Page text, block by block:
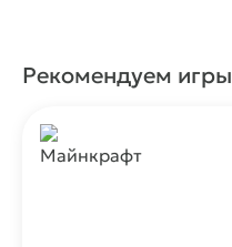
Рекомендуем игры